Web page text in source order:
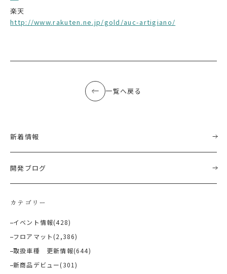
楽天
http://www.rakuten.ne.jp/gold/auc-artigiano/
一覧へ戻る
新着情報
開発ブログ
カテゴリー
イベント情報(428)
フロアマット (2,386)
取扱車種 更新情報(644)
新商品デビュー(301)